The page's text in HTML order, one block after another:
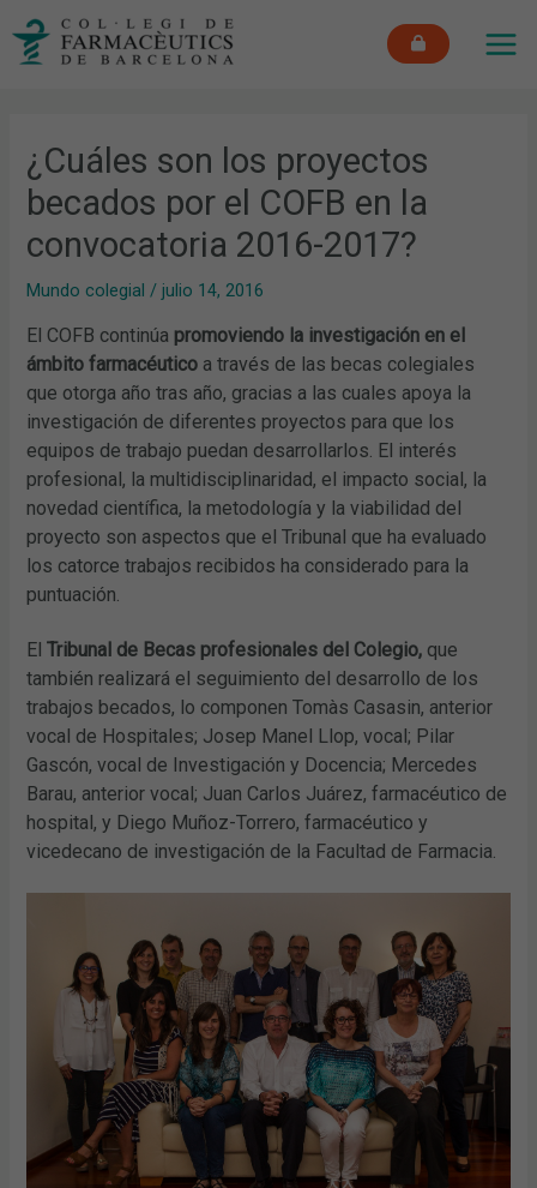
¿Cuáles son los proyectos
becados por el COFB en la
convocatoria 2016-2017?
Mundo colegial /julio 14, 2016
El COFB continúa promoviendo la investigación en el
ámbito farmacéutico a través de las becas colegiales
que otorga año tras año, gracias a las cuales apoya la
investigación de diferentes proyectos para que los
equipos de trabajo puedan desarrollarlos. El interés
profesional, la multidisciplinaridad, el impacto social, la
novedad científica, la metodología y la viabilidad del
proyecto son aspectos que el Tribunal que ha evaluado
los catorce trabajos recibidos ha considerado para la
puntuación.
ElTribunal de Becas profesionales del Colegio, que
también realizará el seguimiento del desarrollo de los
trabajos becados, lo componen Tomàs Casasin, anterior
vocal de Hospitales; Josep Manel Llop, vocal; Pilar
Gascón, vocal de Investigación y Docencia; Mercedes
Barau, anterior vocal; Juan Carlos Juárez, farmacéutico de
hospital, y Diego Muñoz-Torrero, farmacéutico y
vicedecano de investigación de la Facultad de Farmacia.